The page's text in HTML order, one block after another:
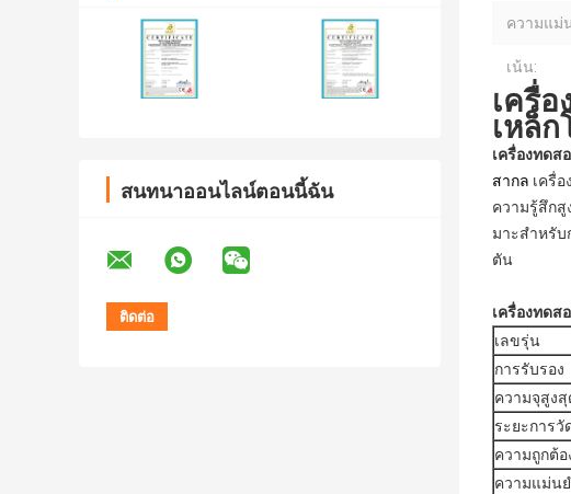
สนทนาออนไลน์ตอนนี้ฉัน
ความแม่
เน้น:
เครื่
เหล็
เครื่องทดส
สากล เครื่
ความรู้สึกสู
มาะสําหรั
ตัน
เครื่องทดส
เลขรุ่น
การรับรอง
ความจุสูงสุ
ระยะการ
ความถูกต้อ
ความแม่น